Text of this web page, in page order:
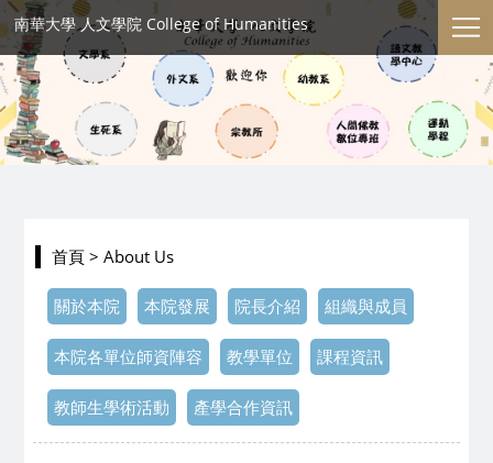
南華大學 人文學院 College of Humanities
首頁 > About Us
關於本院 本院發展 院長介紹 組織與成員
本院各單位師資陣容 教學單位 課程資訊
教師生學術活動 產學合作資訊